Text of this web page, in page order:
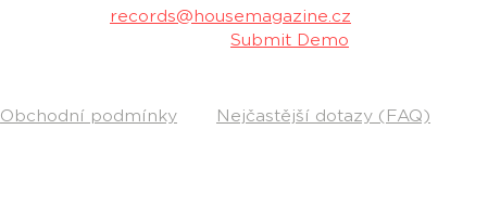
records@housemagazine.cz
Submit Demo
Obchodní podmínky Nejčastější dotazy (FAQ)